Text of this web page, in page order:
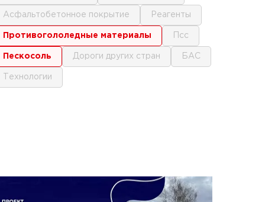
асфальтобетонное покрытие реагенты
противогололедные материалы псс
пескосоль дороги других стран БАС
технологии